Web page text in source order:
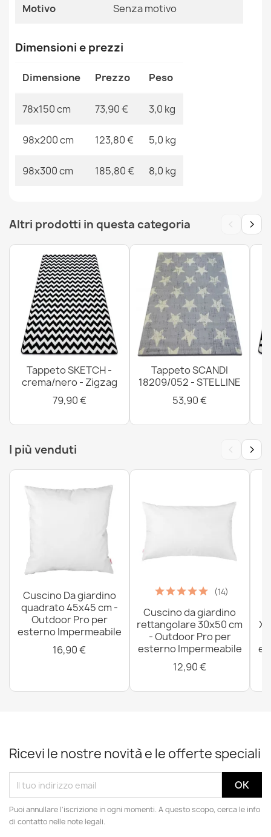
Tappeto AMOUR 53091C crema - Geometrico, linee
73,90 €
Tappeto AMOUR 53116D grigio - Geometrico, linee
moderno, elegante
Tappeto AMOUR 53096C crema - Cornice, linee
moderno, elegante
73,90 €
Tappeto AMOUR 53113D grigio - Cornice, moderno,
elegante
Tappeto da bagno SANTA rotondo tinta unita,
antiscivolo, morbido - bianco
MPN Kabis_19477
Motivo Senza motivo
Dimensioni e prezzi
Dimensione Prezzo Peso
78x150 cm 73,90 € 3,0 kg
98x200 cm 123,80 € 5,0 kg
98x300 cm 185,80 € 8,0 kg
Altri prodotti in questa categoria ‹ ›
Tappeto SKETCH -
crema/nero - Zigzag
79,90 €
Tappeto SCANDI
18209/052 - STELLINE
53,90 €
I più venduti ‹ ›
Cuscino Da giardino
quadrato 45x45 cm -
Outdoor Pro per
esterno Impermeabile
16,90 €
(14)
Cuscino da giardino
rettangolare 30x50 cm
- Outdoor Pro per
esterno Impermeabile
12,90 €
Ricevi le nostre novità e le offerte speciali
Puoi annullare l'iscrizione in ogni momenti. A questo scopo, cerca le info
di contatto nelle note legali.